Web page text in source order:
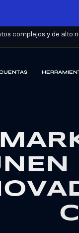
complejos y de alto